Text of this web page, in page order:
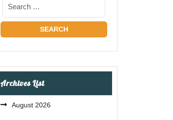
Archives List
August 2026